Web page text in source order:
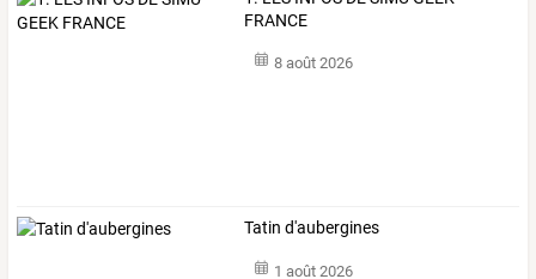
FRANCE
8 août 2026
Tatin d'aubergines
1 août 2026